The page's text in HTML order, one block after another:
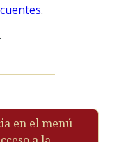
.
.
en el menú